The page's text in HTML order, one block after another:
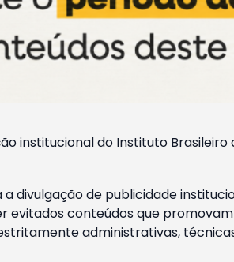
institucional do Instituto
divulgação de publicidade
evitados conteúdos que
administrativas,